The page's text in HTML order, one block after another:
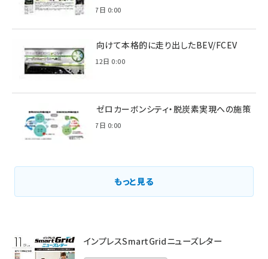
2022年7月7日 0:00
脱炭素に向けて本格的に走り出したBEV/FCEV
2022年6月12日 0:00
環境省のゼロカーボンシティ・脱炭素実現への施策
2021年3月7日 0:00
もっと見る
インプレスSmartGridニューズレター